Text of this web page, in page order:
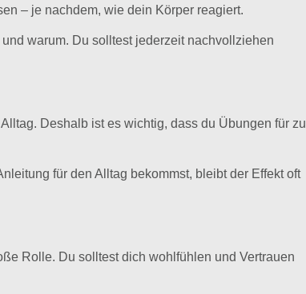
– je nachdem, wie dein Körper reagiert.
warum. Du solltest jederzeit nachvollziehen
Deshalb ist es wichtig, dass du Übungen für zu
für den Alltag bekommst, bleibt der Effekt oft
Rolle. Du solltest dich wohlfühlen und Vertrauen